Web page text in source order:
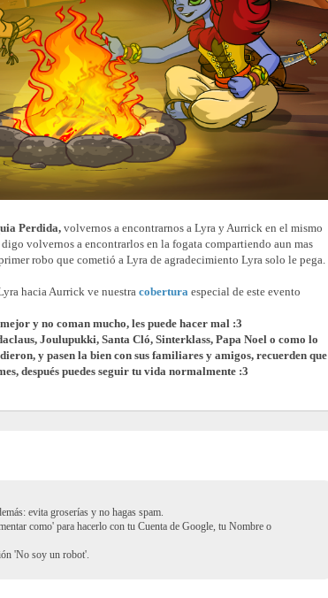
Perdida,volvernos a encontrarnos a Lyra y Aurrick en el mismo
volvernos a encontrarlos en la fogata compartiendo aun mas
robo que cometió a Lyra de agradecimiento Lyra solo le pega.
hacia Aurrick ve nuestracobertura especial de este evento
y no coman mucho, les puede hacer mal :3
Joulupukki, Santa Cló, Sinterklass, Papa Noel o como lo
y pasen la bien con sus familiares y amigos, recuerden que
despuéspuedes seguir tu vida normalmente :3
evita groserías y no hagas spam.
como' para hacerlo con tu Cuenta de Google, tu Nombre o
'No soy un robot'.